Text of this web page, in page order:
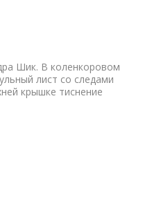
Шик. В коленкоровом
лист со следами
крышке тиснение